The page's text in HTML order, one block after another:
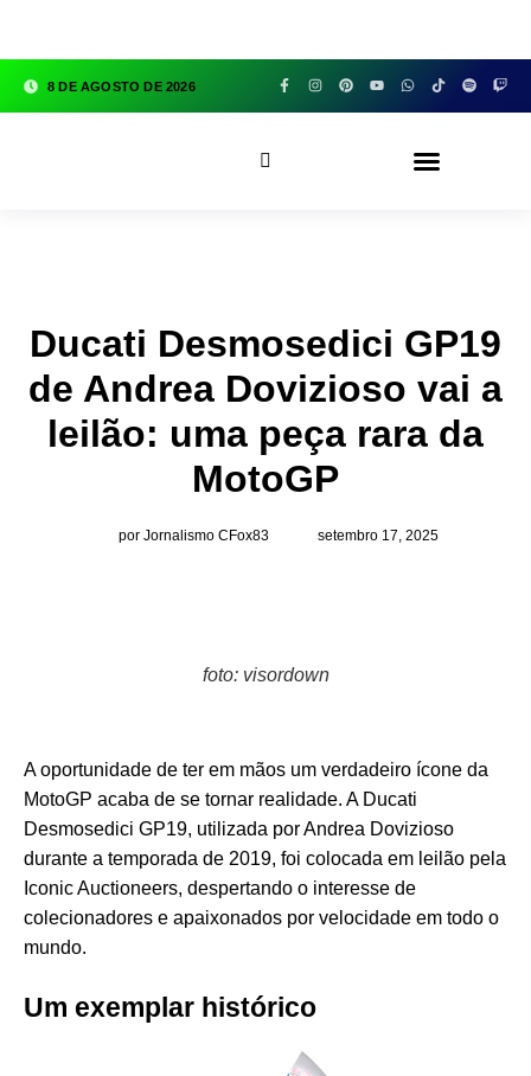
8 DE AGOSTO DE 2026
Ducati Desmosedici GP19
de Andrea Dovizioso vai a
leilão: uma peça rara da
MotoGP
por Jornalismo CFox83 setembro 17, 2025
foto: visordown
A oportunidade de ter em mãos um verdadeiro ícone da
MotoGP acaba de se tornar realidade. A Ducati
Desmosedici GP19, utilizada por Andrea Dovizioso
durante a temporada de 2019, foi colocada em leilão pela
Iconic Auctioneers, despertando o interesse de
colecionadores e apaixonados por velocidade em todo o
mundo.
Um exemplar histórico